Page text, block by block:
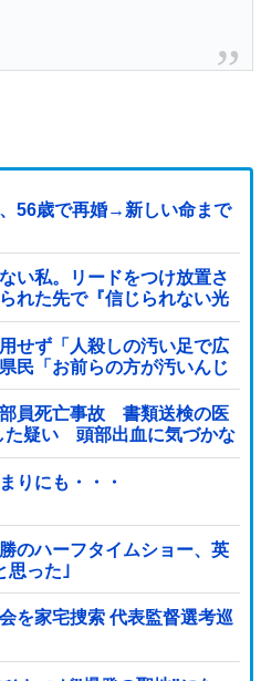
56歳で再婚→新しい命まで
い私。リードをつけ放置さ
れた先で『信じられない光
呼ぶも犬と取り残され
せず「人殺しの汚い足で広
民「お前らの方が汚いんじ
ゃ」
部員死亡事故 書類送検の医
た疑い 頭部出血に気づかな
りにも・・・
のハーフタイムショー、英
思った｣
を家宅捜索 代表監督選考巡